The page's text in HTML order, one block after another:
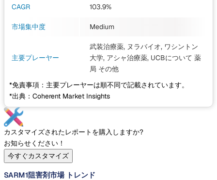
CAGR 103.9%
市場集中度 Medium
主要プレーヤー
武装治療薬, ヌラバイオ, ワシントン
大学, アシャ治療薬, UCBについて 薬
局 その他
*免責事項：主要プレーヤーは順不同で記載されています。
*出典：Coherent Market Insights
カスタマイズされたレポートを購入しますか?
お知らせください！
今すぐカスタマイズ
SARM1阻害剤市場 トレンド